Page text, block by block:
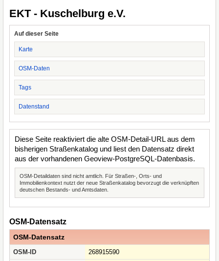
EKT - Kuschelburg e.V.
Auf dieser Seite
Karte
OSM-Daten
Tags
Datenstand
Diese Seite reaktiviert die alte OSM-Detail-URL aus dem
bisherigen Straßenkatalog und liest den Datensatz direkt
aus der vorhandenen Geoview-PostgreSQL-Datenbasis.
OSM-Detaildaten sind nicht amtlich. Für Straßen-, Orts- und
Immobilienkontext nutzt der neue Straßenkatalog bevorzugt die verknüpften
deutschen Bestands- und Amtsdaten.
OSM-Datensatz
OSM-Datensatz
OSM-ID
268915590